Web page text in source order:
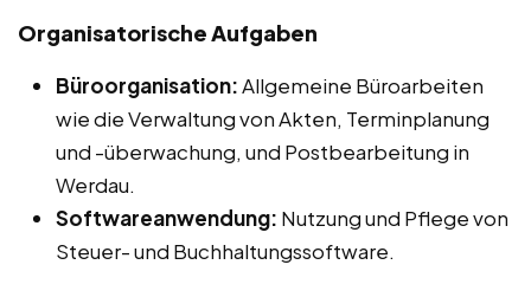
Organisatorische Aufgaben
Büroorganisation:Allgemeine Büroarbeiten
wie die Verwaltung von Akten, Terminplanung
und -überwachung, und Postbearbeitung in
Werdau.
Softwareanwendung: Nutzung und Pflege von
Steuer- und Buchhaltungssoftware.